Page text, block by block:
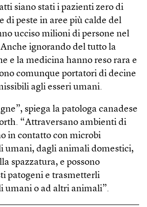
siano stati i pazienti zero di
di peste in aree più calde del
ucciso milioni di persone nel
ignorando del tutto la
e la medicina hanno reso rara e
comunque portatori di decine
agli esseri umani.
spiega la patologa canadese
“Attraversano ambienti di
in contatto con microbi
umani, dagli animali domestici,
spazzatura, e possono
patogeni e trasmetterli
umani o ad altri animali”.